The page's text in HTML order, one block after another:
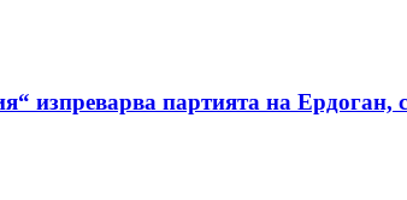
изпреварва партията на Ердоган,